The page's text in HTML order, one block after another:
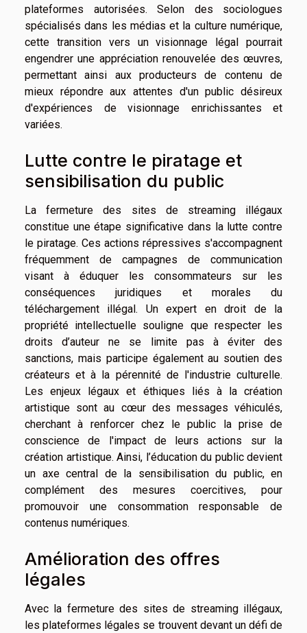
plateformes autorisées. Selon des sociologues
spécialisés dans les médias et la culture numérique,
cette transition vers un visionnage légal pourrait
engendrer une appréciation renouvelée des œuvres,
permettant ainsi aux producteurs de contenu de
mieux répondre aux attentes d'un public désireux
d'expériences de visionnage enrichissantes et
variées.
Lutte contre le piratage et
sensibilisation du public
La fermeture des sites de streaming illégaux
constitue une étape significative dans la lutte contre
le piratage. Ces actions répressives s'accompagnent
fréquemment de campagnes de communication
visant à éduquer les consommateurs sur les
conséquences juridiques et morales du
téléchargement illégal. Un expert en droit de la
propriété intellectuelle souligne que respecter les
droits d’auteur ne se limite pas à éviter des
sanctions, mais participe également au soutien des
créateurs et à la pérennité de l'industrie culturelle.
Les enjeux légaux et éthiques liés à la création
artistique sont au cœur des messages véhiculés,
cherchant à renforcer chez le public la prise de
conscience de l'impact de leurs actions sur la
création artistique. Ainsi, l’éducation du public devient
un axe central de la sensibilisation du public, en
complément des mesures coercitives, pour
promouvoir une consommation responsable de
contenus numériques.
Amélioration des offres
légales
Avec la fermeture des sites de streaming illégaux,
les plateformes légales se trouvent devant un défi de